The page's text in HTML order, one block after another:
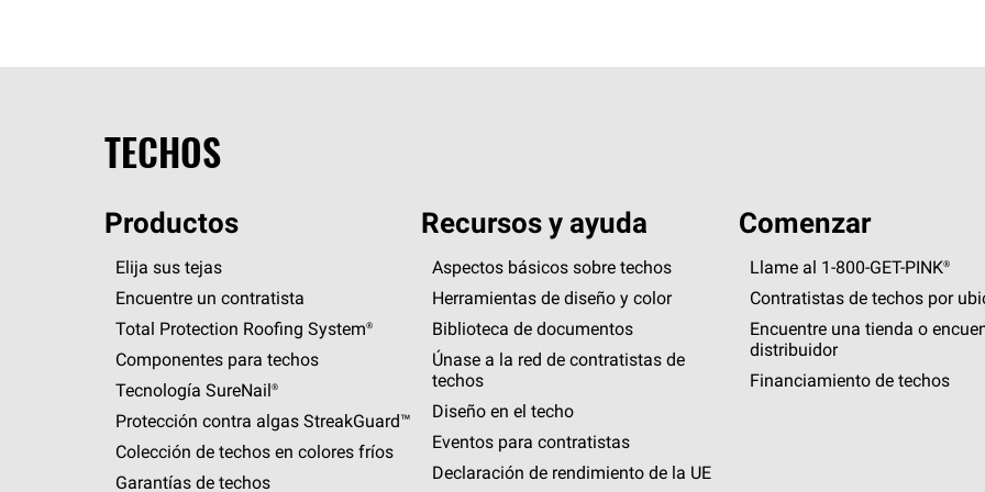
TECHOS
Productos
Elija sus tejas
Encuentre un contratista
Total Protection Roofing System®
Componentes para techos
Tecnología SureNail®
Protección contra algas StreakGuard™
Colección de techos en colores fríos
Garantías de techos
Recursos y ayuda
Aspectos básicos sobre techos
Herramientas de diseño y color
Biblioteca de documentos
Únase a la red de contratistas de
techos
Diseño en el techo
Eventos para contratistas
Declaración de rendimiento de la UE
Comenzar
Llame al 1-800-GET -PINK®
Contratistas de techos por
Encuentre una tienda o
distribuidor
Financiamiento de techos